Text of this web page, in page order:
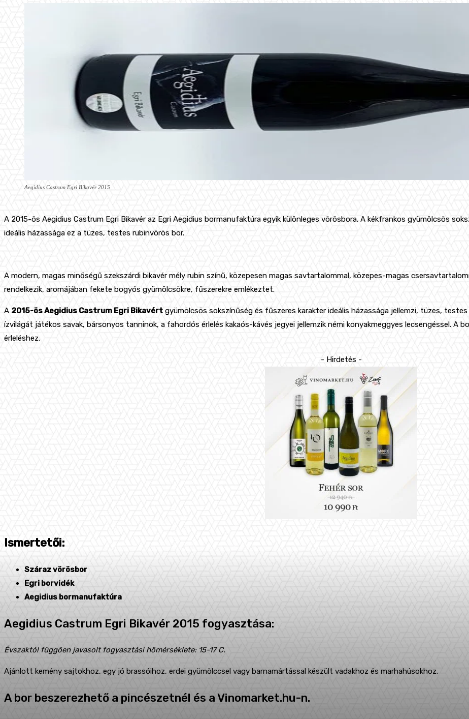
Aegidius Castrum Egri Bikavér 2015
A 2015-ös Aegidius Castrum Egri Bikavér az Egri Aegidius bormanufaktúra egyik különleges vörösbora. A kékfrankos gyümölcsös
ideális házassága ez a tüzes, testes rubinvörös bor.
A modern, magas minőségű szekszárdi bikavér mély rubin színű, közepesen magas savtartalommal, közepes-magas
rendelkezik, aromájában fekete bogyós gyümölcsökre, fűszerekre emlékeztet.
A 2015-ös Aegidius Castrum Egri Bikavért gyümölcsös sokszínűség és fűszeres karakter ideális házassága jellemzi, tüzes,
ízvilágát játékos savak, bársonyos tanninok, a fahordós érlelés kakaós-kávés jegyei jellemzik némi konyakmeggyes lecsengéssel. A
érleléshez.
- Hirdetés -
Ismertetői:
Száraz vörösbor
Egri borvidék
Aegidius bormanufaktúra
Aegidius Castrum Egri Bikavér 2015 fogyasztása:
Évszaktól függően javasolt fogyasztási hőmérséklete: 15-17 C.
Ajánlott kemény sajtokhoz, egy jó brassóihoz, erdei gyümölccsel vagy barnamártással készült vadakhoz és marhahúsokhoz.
A bor beszerezhető a pincészetnél és a Vinomarket.hu-n.